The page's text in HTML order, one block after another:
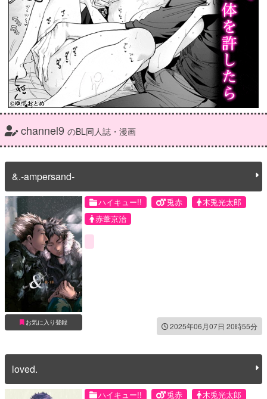
channel9 のBL同人誌・漫画
&.-ampersand-
お気に入り登録
ハイキュー!! 兎赤
木兎光太郎
赤葦京治
2025年06月07日 20時55分
loved.
ハイキュー!! 兎赤
木兎光太郎